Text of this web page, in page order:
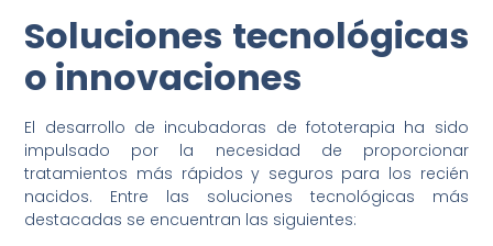
Soluciones tecnológicas
o innovaciones
El desarrollo de incubadoras de fototerapia ha sido
impulsado por la necesidad de proporcionar
tratamientos más rápidos y seguros para los recién
nacidos. Entre las soluciones tecnológicas más
destacadas se encuentran las siguientes: